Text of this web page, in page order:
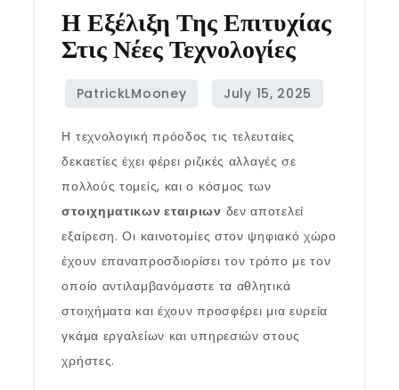
Η Εξέλιξη Της Επιτυχίας
Στις Νέες Τεχνολογίες
Η τεχνολογική πρόοδος τις τελευταίες
δεκαετίες έχει φέρει ριζικές αλλαγές σε
πολλούς τομείς, και ο κόσμος των
στοιχηματικων εταιριων δεν αποτελεί
εξαίρεση. Οι καινοτομίες στον ψηφιακό χώρο
έχουν επαναπροσδιορίσει τον τρόπο με τον
οποίο αντιλαμβανόμαστε τα αθλητικά
στοιχήματα και έχουν προσφέρει μια ευρεία
γκάμα εργαλείων και υπηρεσιών στους
χρήστες.